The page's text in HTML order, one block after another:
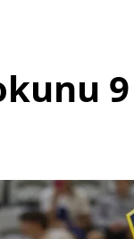
Zəfəri
Kənd təsərrüfatı
nəqliyyat
COP29
9